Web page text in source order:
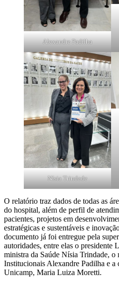
Alexandre Padilha
Nísia Trindade
O relatório traz dados de todas as
do hospital, além de perfil de
pacientes, projetos em
estratégicas e sustentáveis e
documento já foi entregue pela
autoridades, entre elas o presidente
ministra da Saúde Nísia Trindade, o
Institucionais Alexandre Padilha e a
Unicamp, Maria Luiza Moretti.